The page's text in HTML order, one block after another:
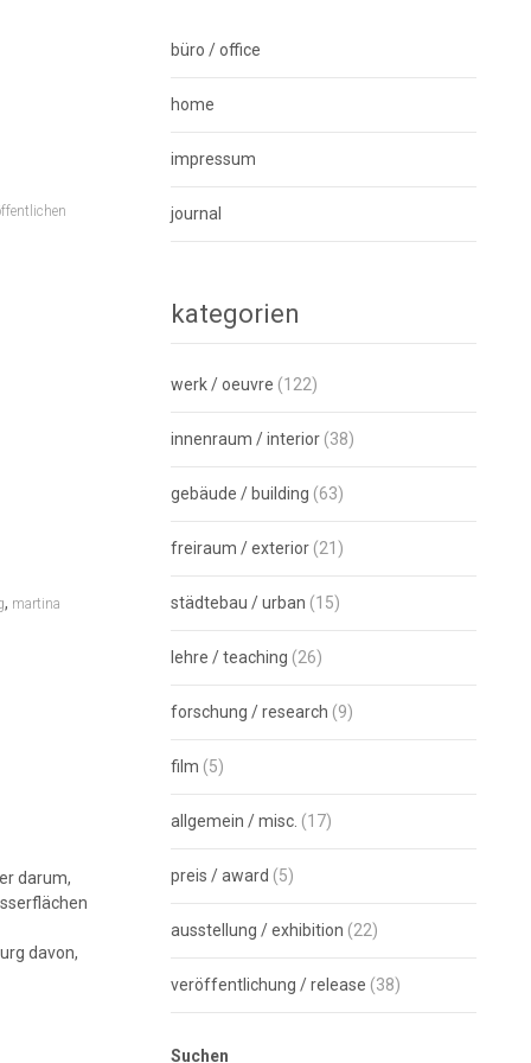
, martina
darum,
davon,
büro / office
home
impressum
journal
kategorien
werk / oeuvre (122)
innenraum / interior (38)
gebäude / building (63)
freiraum / exterior (21)
städtebau / urban (15)
lehre / teaching (26)
forschung / research (9)
film (5)
allgemein / misc. (17)
preis / award (5)
ausstellung / exhibition (22)
veröffentlichung / release (38)
Suchen